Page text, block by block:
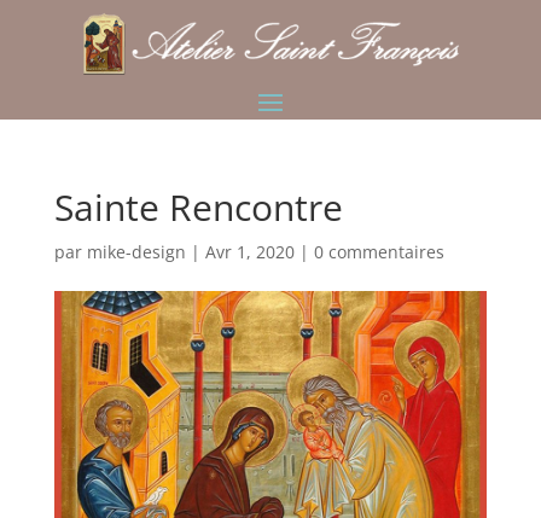
Sainte Rencontre
par mike-design | Avr 1, 2020| 0 commentaires